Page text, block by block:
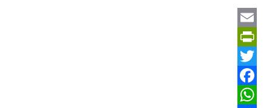
Email
PrintFriendly
Twitter
Facebook